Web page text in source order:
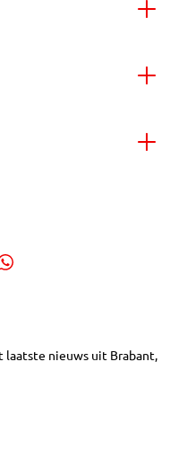
laatste nieuws uit Brabant,